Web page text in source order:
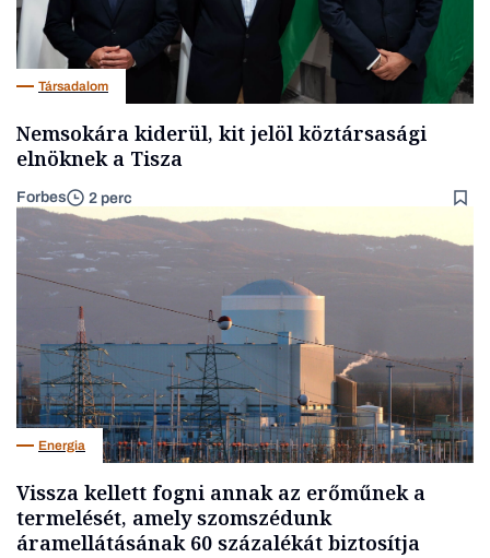
Társadalom
Nemsokára kiderül, kit jelöl köztársasági
elnöknek a Tisza
Forbes 2 perc
Energia
Vissza kellett fogni annak az erőműnek a
termelését, amely szomszédunk
áramellátásának 60 százalékát biztosítja